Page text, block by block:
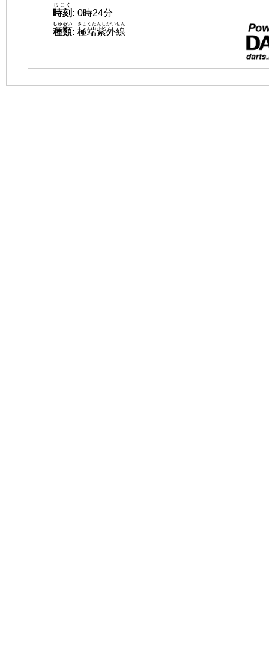
時刻
じこく
: 0時24分
種類
しゅるい
: 極端紫外線
きょくたんしがいせん